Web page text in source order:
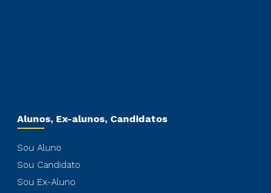
Alunos, Ex-alunos, Candidatos
Sou Aluno
Sou Candidato
Sou Ex-Aluno